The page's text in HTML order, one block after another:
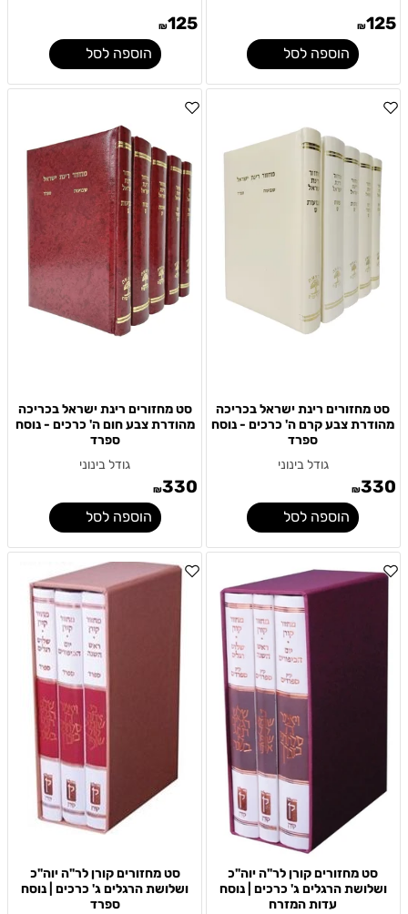
₪125
הוספה לסל
₪125
הוספה לסל
סט מחזורים רינת ישראל בכריכה
מהודרת צבע קרם ה' כרכים - נוסח
ספרד
גודל בינוני
₪330
הוספה לסל
סט מחזורים רינת ישראל בכריכה
מהודרת צבע חום ה' כרכים - נוסח
ספרד
גודל בינוני
₪330
הוספה לסל
סט מחזורים קורן לר"ה יוה"כ
ושלושת הרגלים ג' כרכים | נוסח
עדות המזרח
סט מחזורים קורן לר"ה יוה"כ
ושלושת הרגלים ג' כרכים | נוסח
ספרד